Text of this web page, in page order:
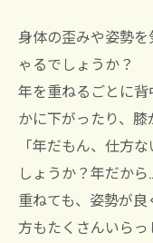
身体の歪みや姿勢
ゃるでしょうか？
年を重ねるごとに
かに下がったり、
「年だもん、仕方
しょうか？年だか
重ねても、姿勢が
方もたくさんいらっ